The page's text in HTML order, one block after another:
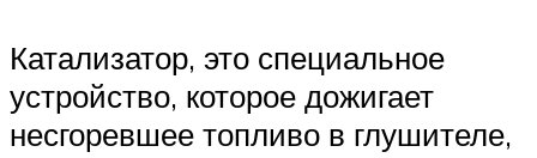
Катализатор, это специальное
устройство, которое дожигает
несгоревшее топливо в глушителе,